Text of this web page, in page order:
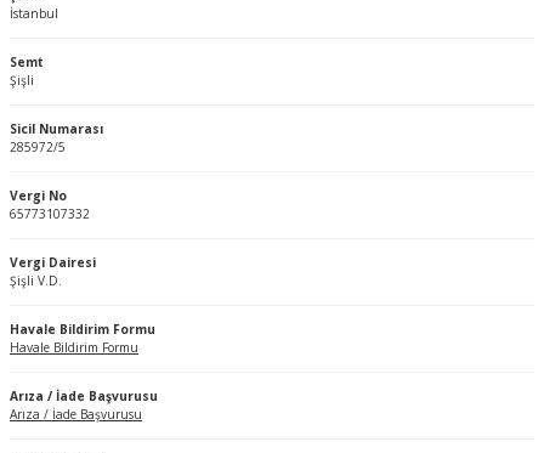
İstanbul
Semt
Şişli
Sicil Numarası
285972/5
Vergi No
65773107332
Vergi Dairesi
Şişli V.D.
Havale Bildirim Formu
Havale Bildirim Formu
Arıza / İade Başvurusu
Arıza / İade Başvurusu